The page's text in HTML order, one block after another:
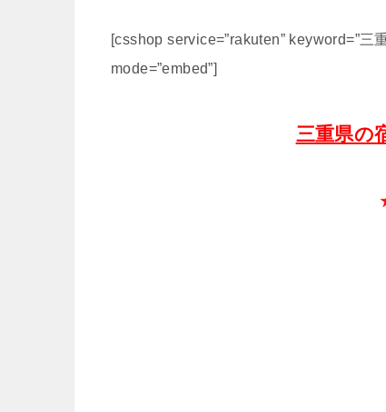
[csshop service=”rakuten” keyword=”三
mode=”embed”]
三重県の